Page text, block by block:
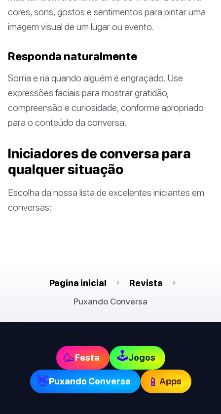
cores, sons, gostos e sentimentos para pintar uma
imagem visual de um lugar ou evento.
Responda naturalmente
Sorria e ria quando alguém é engraçado. Use
expressões faciais para mostrar gratidão,
compreensão e curiosidade, conforme apropriado
para o conteúdo da conversa.
Iniciadores de conversa para
qualquer situação
Escolha da nossa lista de excelentes iniciantes em
conversas:
Pagina inicial
Revista
Puxando Conversa
🥳Festa 🕹Jogos
👋Puxando Conversa 📱 Apps